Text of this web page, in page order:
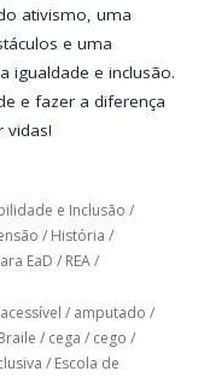
ativismo, uma
e uma
igualdade e inclusão.
e fazer a diferença
vidas!
e Inclusão /
/ História /
EaD / REA/
acessível / amputado /
/ cega / cego /
/ Escola de